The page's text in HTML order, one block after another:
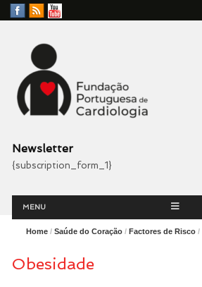
Facebook
RSS
YouTube
Fundação
Cardiologia
Newsletter
{subscription_form_1}
Menu
MENU
Home/ Saúde do Coração/ Factores de Risco/
Obesidade